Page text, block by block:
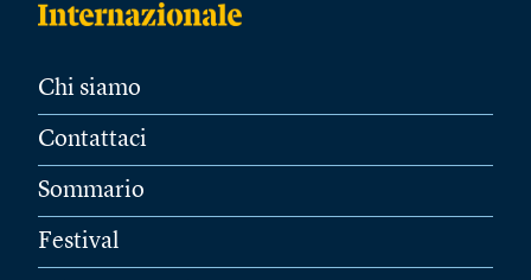
Chi siamo
Contattaci
Sommario
Festival